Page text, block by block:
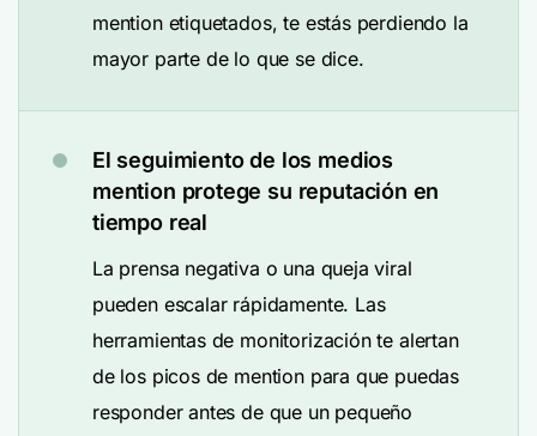
mention etiquetados, te estás perdiendo la
mayor parte de lo que se dice.
El seguimiento de los medios
mention protege su reputación en
tiempo real
La prensa negativa o una queja viral
pueden escalar rápidamente. Las
herramientas de monitorización te alertan
de los picos de mention para que puedas
responder antes de que un pequeño